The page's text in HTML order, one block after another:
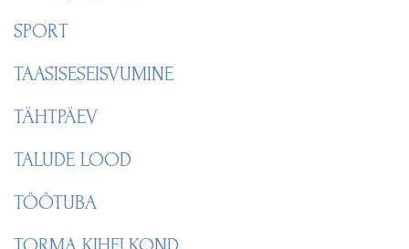
SPORT
TAASISESEISVUMINE
TÄHTPÄEV
TALUDE LOOD
TÖÖTUBA